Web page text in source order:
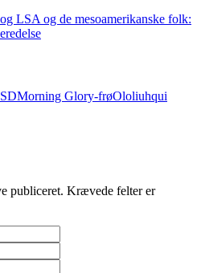
LSA og de mesoamerikanske folk:
Morning Glory-frøOloliuhqui
publiceret. Krævede felter er